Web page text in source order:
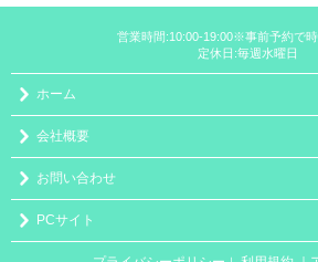
営業時間:10:00-19:00※事前予約で
定休日:毎週水曜日
ホーム
会社概要
お問い合わせ
PCサイト